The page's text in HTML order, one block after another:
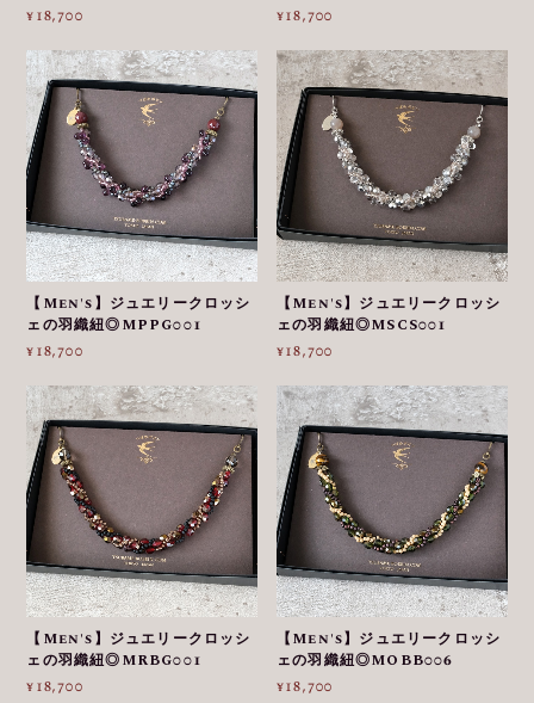
¥18,700
¥18,700
【Men's】ジュエリークロッシ
ェの羽織紐◎MPPG001
¥18,700
【Men's】ジュエリークロッシ
ェの羽織紐◎MSCS001
¥18,700
【Men's】ジュエリークロッシ
ェの羽織紐◎MRBG001
¥18,700
【Men's】ジュエリークロッシ
ェの羽織紐◎MOBB006
¥18,700